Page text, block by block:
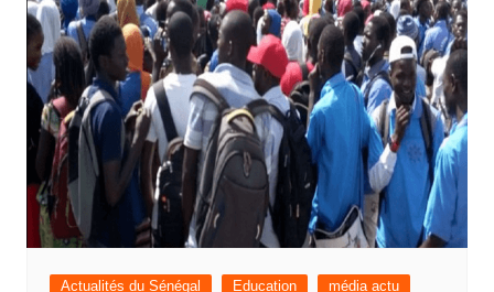
Actualités du Sénégal Education média actu